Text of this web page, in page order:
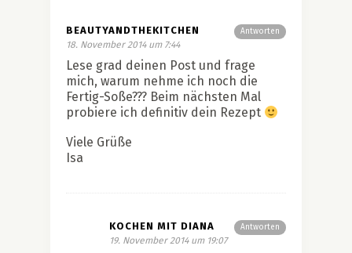
Antworten
BEAUTYANDTHEKITCHEN
18. November 2014 um 7:44
Lese grad deinen Post und frage
mich, warum nehme ich noch die
Fertig-Soße??? Beim nächsten Mal
probiere ich definitiv dein Rezept
Viele Grüße
Isa
Antworten
KOCHEN MIT DIANA
19. November 2014 um 19:07